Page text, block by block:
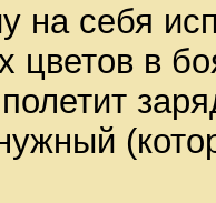
на себя
цветов в